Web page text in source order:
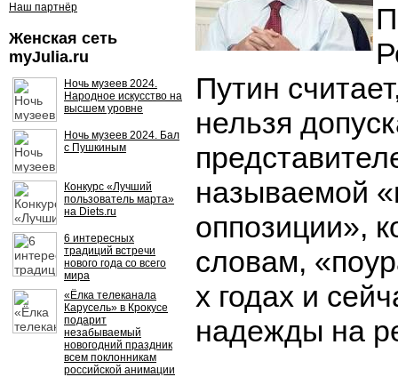
Наш партнёр
Женская сеть
myJulia.ru
Ночь музеев 2024.
Народное искусство на
высшем уровне
Ночь музеев 2024. Бал
с Пушкиным
Конкурс «Лучший
пользователь марта»
на Diets.ru
6 интересных
традиций встречи
нового года со всего
мира
«Ёлка телеканала
Карусель» в Крокусе
подарит
незабываемый
новогодний праздник
всем поклонникам
российской анимации
Путин
нельзя
называемой
оппозиции»,
словам,
х годах и
надежды на